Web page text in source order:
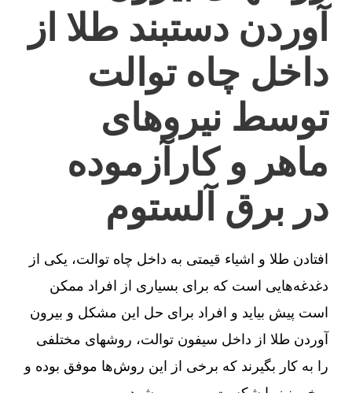
آوردن دستبند طلا از
داخل چاه توالت
توسط نیروهای
ماهر و کارآزموده
در برق آلستوم
افتادن طلا و اشیاء قیمتی به داخل چاه توالت، یکی از
دغدغه‌هایی است که برای بسیاری از افراد ممکن
است پیش بیاید و افراد برای حل این مشکل و بیرون
آوردن طلا از داخل سیفون توالت، روشهای مختلفی
را به کار بگیرند که برخی از این روش‌ها موفق بوده و